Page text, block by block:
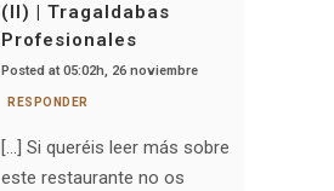
(II) | Tragaldabas
Profesionales
Posted at 05:02h, 26 noviembre
RESPONDER
[…] Si queréis leer más sobre
este restaurante no os